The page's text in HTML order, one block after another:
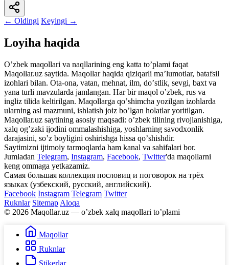
← Oldingi Keyingi →
Loyiha haqida
Oʼzbek maqollari va naqllarining eng katta toʼplami faqat
Maqollar.uz saytida. Maqollar haqida qiziqarli maʼlumotlar, batafsil
izohlari bilan. Ota-ona, vatan, mehnat, ilm, doʼstlik, sevgi, baxt va
yana turli mavzularda jamlangan. Har bir maqol oʼzbek, rus va
ingliz tilida keltirilgan. Maqollarga qoʼshimcha yozilgan izohlarda
ularning asl mazmuni, ishlatish joiz boʼlgan holatlar yoritilgan.
Maqollar.uz saytining asosiy maqsadi: oʼzbek tilining rivojlanishiga,
xalq ogʼzaki ijodini ommalashishiga, yoshlarning savodxonlik
darajasini, soʼz boyligini oshirishga hissa qoʼshishdir.
Saytimizni ijtimoiy tarmoqlarda ham kanal va sahifalari bor.
Jumladan Telegram, Instagram, Facebook, Twitter'da maqollarni
keng ommaga yetkazamiz.
Самая большая коллекция пословиц и поговорок на трёх
языках (узбекский, русский, английский).
Facebook Instagram Telegram Twitter
Ruknlar Sitemap Aloqa
© 2026 Maqollar.uz — oʼzbek xalq maqollari toʼplami
Maqollar
Ruknlar